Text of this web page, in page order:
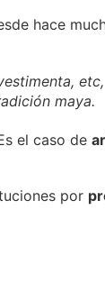
hace
etc,
maya.
el caso de
por